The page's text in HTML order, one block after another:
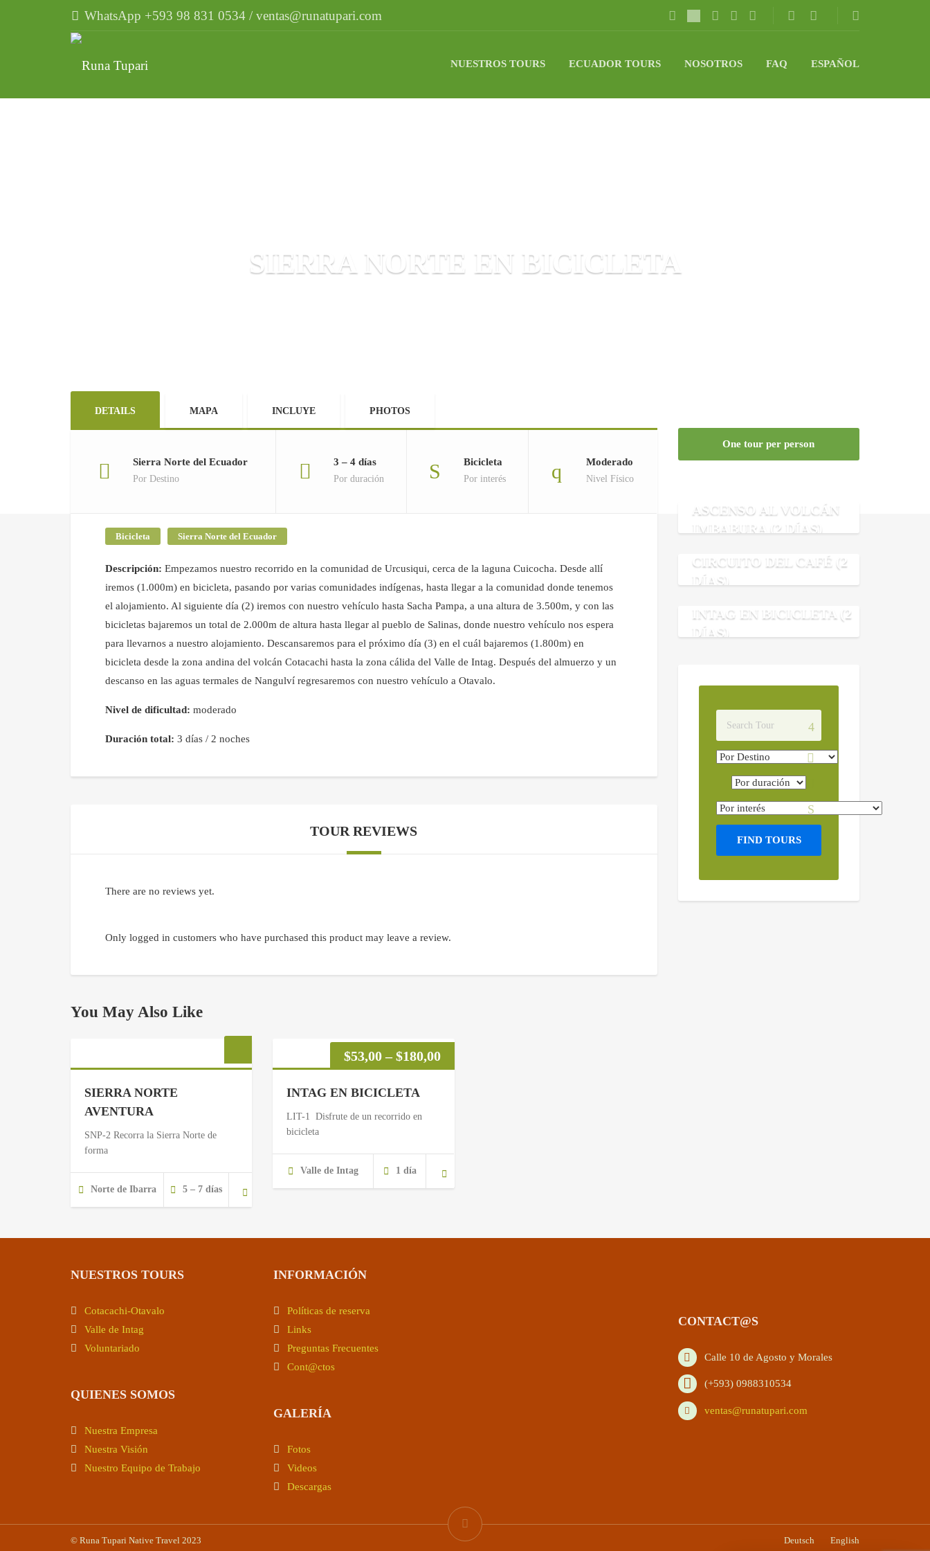
WhatsApp +593 98 831 0534 / ventas@runatupari.com
NUESTROS TOURS ECUADOR TOURS NOSOTROS FAQ ESPAÑOL
SIERRA NORTE EN BICICLETA
DETAILS MAPA INCLUYE PHOTOS
Sierra Norte del Ecuador
Por Destino
3 – 4 días
Por duración
Bicicleta
Por interés
Moderado
Nivel Físico
Bicicleta Sierra Norte del Ecuador
Descripción: Empezamos nuestro recorrido en la comunidad de Urcusiqui, cerca de la laguna Cuicocha. Desde allí
iremos (1.000m) en bicicleta, pasando por varias comunidades indígenas, hasta llegar a la comunidad donde tenemos
el alojamiento. Al siguiente día (2) iremos con nuestro vehículo hasta Sacha Pampa, a una altura de 3.500m, y con las
bicicletas bajaremos un total de 2.000m de altura hasta llegar al pueblo de Salinas, donde nuestro vehículo nos espera
para llevarnos a nuestro alojamiento. Descansaremos para el próximo día (3) en el cuál bajaremos (1.800m) en
bicicleta desde la zona andina del volcán Cotacachi hasta la zona cálida del Valle de Intag. Después del almuerzo y un
descanso en las aguas termales de Nangulví regresaremos con nuestro vehículo a Otavalo.
Nivel de dificultad: moderado
Duración total: 3 días / 2 noches
TOUR REVIEWS
There are no reviews yet.
Only logged in customers who have purchased this product may leave a review.
You May Also Like
SIERRA NORTE
AVENTURA
SNP-2 Recorra la Sierra Norte de
forma
Norte de Ibarra 5 – 7 días
$53,00–$180,00
INTAG EN BICICLETA
LIT-1 Disfrute de un recorrido en
bicicleta
Valle de Intag 1 día
One tour per person
ASCENSO AL VOLCÁN
IMBABURA (2 DÍAS)
CIRCUITO DEL CAFÉ (2
DÍAS)
INTAG EN BICICLETA (2
DÍAS)
FIND TOURS
NUESTROS TOURS
Cotacachi-Otavalo
Valle de Intag
Voluntariado
QUIENES SOMOS
Nuestra Empresa
Nuestra Visión
Nuestro Equipo de Trabajo
INFORMACIÓN
Políticas de reserva
Links
Preguntas Frecuentes
Cont@ctos
GALERÍA
Fotos
Videos
Descargas
CONTACT@S
Calle 10 de Agosto y Morales
(+593) 0988310534
ventas@runatupari.com
© Runa Tupari Native Travel 2023 Deutsch English